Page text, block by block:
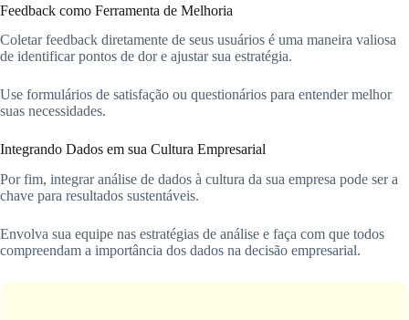
Feedback como Ferramenta de Melhoria
Coletar feedback diretamente de seus usuários é uma maneira valiosa
de identificar pontos de dor e ajustar sua estratégia.
Use formulários de satisfação ou questionários para entender melhor
suas necessidades.
Integrando Dados em sua Cultura Empresarial
Por fim, integrar análise de dados à cultura da sua empresa pode ser a
chave para resultados sustentáveis.
Envolva sua equipe nas estratégias de análise e faça com que todos
compreendam a importância dos dados na decisão empresarial.